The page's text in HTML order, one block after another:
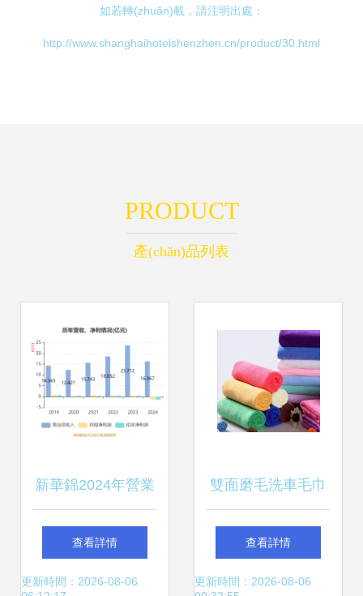
如若轉(zhuǎn)載，請注明出處：
http://www.shanghaihotelshenzhen.cn/product/30.html
PRODUCT
產(chǎn)品列表
新華錦2024年營業
(yè)總收入達16.37
億元 聚焦二手日用
查看詳情
更新時間：2026-08-06
雙面磨毛洗車毛巾
廠家直銷 30*30吸
水加厚，全能居家
查看詳情
更新時間：2026-08-06